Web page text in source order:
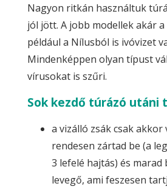
Nagyon ritkán használtuk
jól jött. A jobb modellek akár
például a Nílusból is ivóvizet
Mindenképpen olyan típust
vírusokat is szűri.
Sok kezdő túrázó utáni
a vizálló zsák csak akkor
rendesen zártad be (a
3 lefelé hajtás) és marad
levegő, ami feszesen